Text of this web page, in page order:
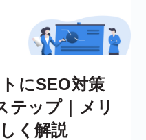
にSEO対策
テップ｜メリ
く解説